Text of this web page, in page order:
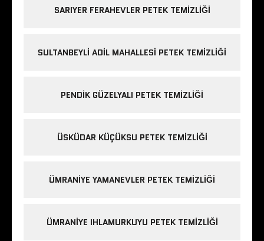
SARIYER FERAHEVLER PETEK TEMIZLIĞI
SULTANBEYLI ADIL MAHALLESI PETEK TEMIZLIĞI
PENDIK GÜZELYALI PETEK TEMIZLIĞI
ÜSKÜDAR KÜÇÜKSU PETEK TEMIZLIĞI
ÜMRANIYE YAMANEVLER PETEK TEMIZLIĞI
ÜMRANIYE IHLAMURKUYU PETEK TEMIZLIĞI